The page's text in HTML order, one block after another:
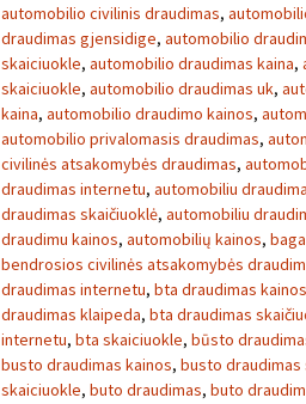
automobilio civilinis draudimas,
draudimas gjensidige, automobilio
skaiciuokle, automobilio draudimas kaina,
skaiciuokle, automobilio draudimas uk,
kaina, automobilio draudimo kainos,
automobilio privalomasis draudimas,
civilinės atsakomybės draudimas,
draudimas internetu, automobiliu
draudimas skaičiuoklė, automobiliu
draudimu kainos, automobilių kainos,
bendrosios civilinės atsakomybės
draudimas internetu, bta draudimas kainos
draudimas klaipeda, bta draudimas
internetu, bta skaiciuokle, būsto
busto draudimas kainos, busto draudimas
skaiciuokle, buto draudimas, buto